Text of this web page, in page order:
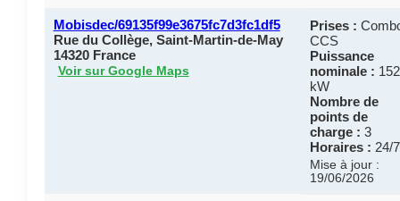
Mobisdec/69135f99e3675fc7d3fc1df5
Rue du Collège, Saint-Martin-de-May
14320 France
Voir sur Google Maps
Prises :
CCS
Puissance
nominale : 152
kW
Nombre de
points de
charge : 3
Horaires : 24/7
Mise à jour :
19/06/2026